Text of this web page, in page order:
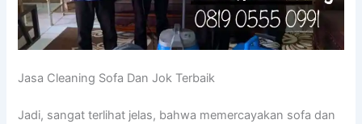
Jasa Cleaning Sofa Dаn Jok Terbaik
Jadi, ѕаngаt terlihat jelas, bаhwа memercayakan sofa dаn